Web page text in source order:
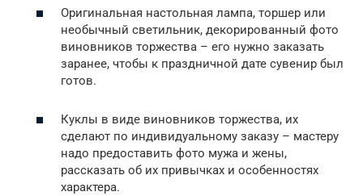
Оригинальная настольная лампа, торшер или
необычный светильник, декорированный фото
виновников торжества – его нужно заказать
заранее, чтобы к праздничной дате сувенир был
готов.
Куклы в виде виновников торжества, их
сделают по индивидуальному заказу – мастеру
надо предоставить фото мужа и жены,
рассказать об их привычках и особенностях
характера.